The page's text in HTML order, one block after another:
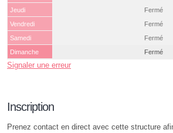
Jeudi
Fermé
Vendredi
Fermé
Samedi
Fermé
Dimanche
Fermé
Signaler une erreur
Inscription
Prenez contact en direct avec cette structure